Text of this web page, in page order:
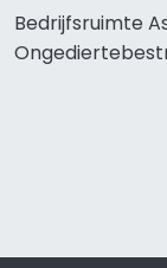
Bedrijfsruimte